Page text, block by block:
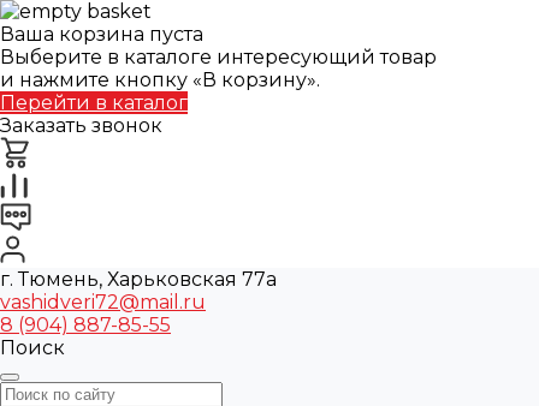
Ваша корзина пуста
Выберите в каталоге интересующий товар
и нажмите кнопку «В корзину».
Перейти в каталог
Заказать звонок
г. Тюмень, Харьковская 77а
vashidveri72@mail.ru
8 (904) 887-85-55
Поиск